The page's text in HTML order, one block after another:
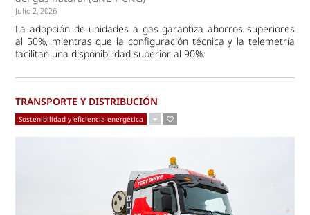
Julio 2, 2026
La adopción de unidades a gas garantiza ahorros superiores
al 50%, mientras que la configuración técnica y la telemetría
facilitan una disponibilidad superior al 90%.
TRANSPORTE Y DISTRIBUCIÓN
Sostenibilidad y eficiencia energética